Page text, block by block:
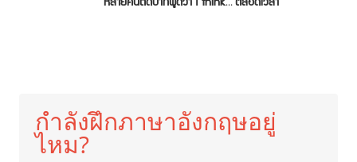
กำลังฝึกภาษาอังกฤษอยู่
ไหม?